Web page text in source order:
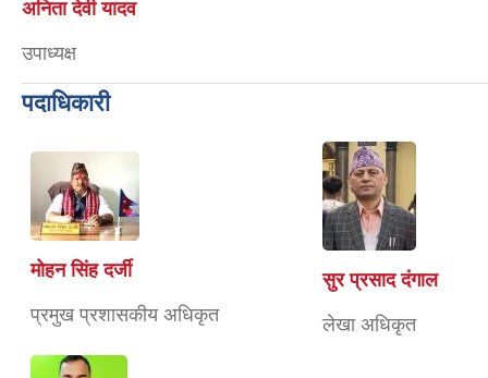
अनिता देवी यादव
उपाध्यक्ष
पदाधिकारी
मोहन सिंह दर्जी
प्रमुख प्रशासकीय अधिकृत
सुर प्रसाद दंगाल
लेखा अधिकृत